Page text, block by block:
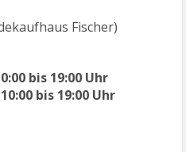
Fischer)
bis 19:00 Uhr
bis 19:00 Uhr